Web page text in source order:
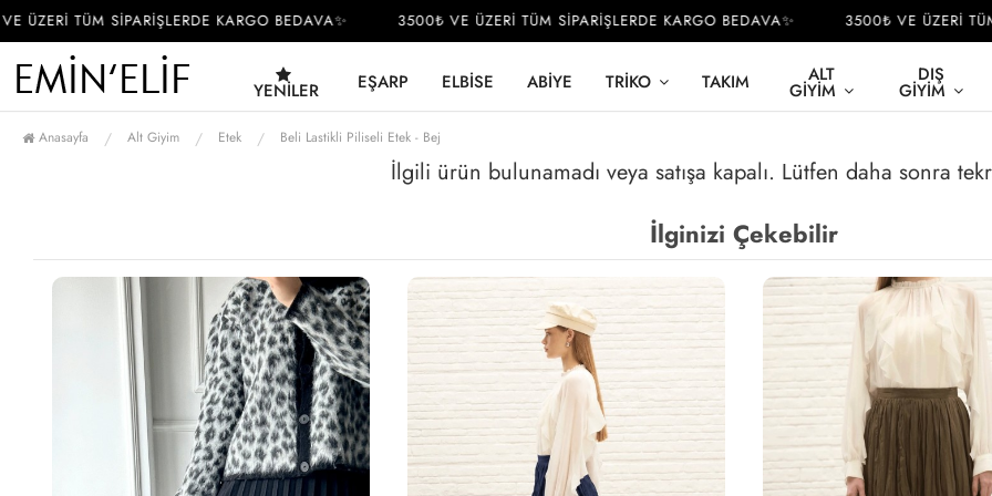
TÜM SİPARİŞLERDE KARGO BEDAVA✨ 3500₺ VE ÜZERİ TÜM SİPARİŞLERDE KARGO BEDAVA✨ 3500₺ VE ÜZERİ TÜM
YENILER EŞARP ELBISE ABIYE TRIKO TAKIM ALT
GIYIM
DIŞ
GIYIM
Anasayfa Alt Giyim Etek Beli Lastikli Piliseli Etek - Bej
İlgili ürün bulunamadı veya satışa kapalı. Lütfen daha sonra
İlginizi Çekebilir